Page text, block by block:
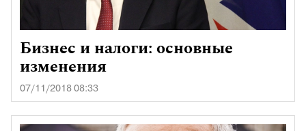
Бизнес и налоги: основные
изменения
07/11/2018 08:33